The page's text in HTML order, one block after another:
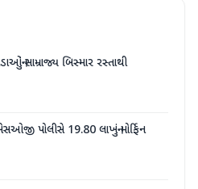
સામ્રાજ્ય બિસ્માર રસ્તાથી
પોલીસે 19.80 લાખનું મોર્ફિન